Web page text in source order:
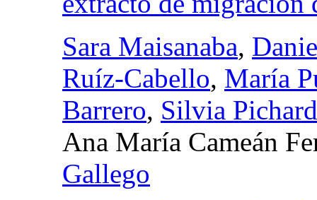
Sara Maisanaba,
Ruíz-Cabello, María
Barrero, Silvia
Ana María Cameán
Gallego